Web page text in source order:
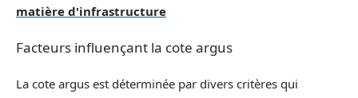
matière d'infrastructure
Facteurs influençant la cote argus
La cote argus est déterminée par divers critères qui